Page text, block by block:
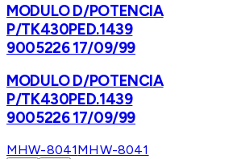
MODULO D/POTENCIA
P/TK430PED.1439
9005226 17/09/99
MODULO D/POTENCIA
P/TK430PED.1439
9005226 17/09/99
MHW-8041MHW-8041